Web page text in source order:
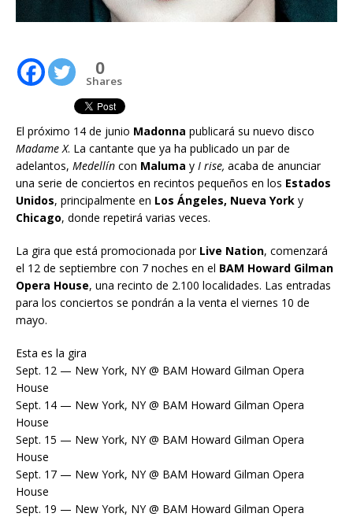
0
Shares
El próximo 14 de junio Madonna publicará su nuevo disco
Madame X. La cantante que ya ha publicado un par de
adelantos, Medellín con Maluma y I rise, acaba de anunciar
una serie de conciertos en recintos pequeños en los Estados
Unidos, principalmente en Los Ángeles, Nueva York y
Chicago, donde repetirá varias veces.
La gira que está promocionada por Live Nation, comenzará
el 12 de septiembre con 7 noches en el BAM Howard Gilman
Opera House, una recinto de 2.100 localidades. Las entradas
para los conciertos se pondrán a la venta el viernes 10 de
mayo.
Esta es la gira
Sept. 12 — New York, NY @ BAM Howard Gilman Opera
House
Sept. 14 — New York, NY @ BAM Howard Gilman Opera
House
Sept. 15 — New York, NY @ BAM Howard Gilman Opera
House
Sept. 17 — New York, NY @ BAM Howard Gilman Opera
House
Sept. 19 — New York, NY @ BAM Howard Gilman Opera